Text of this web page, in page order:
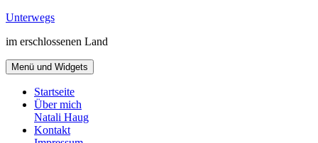
Zum
springen
Unterwegs
im erschlossenen Land
Menü und Widgets
Startseite
Über mich
Natali Haug
Kontakt